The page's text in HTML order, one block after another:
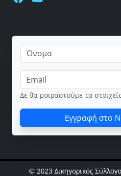
Δε θα μοιραστούμε τα
Εγγραφή στο
© 2023 Δικηγορικός